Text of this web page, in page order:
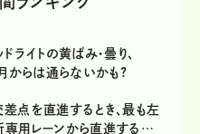
ドライトの黄ばみ・曇り、
からは通らないかも?
差点を直進するとき、最も左
専用レーンから直進するの